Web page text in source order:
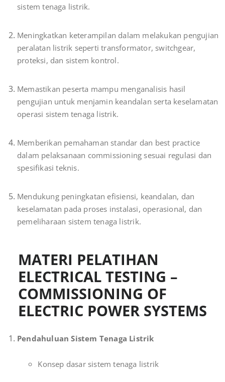
sistem tenaga listrik.
Meningkatkan keterampilan dalam melakukan pengujian
peralatan listrik seperti transformator, switchgear,
proteksi, dan sistem kontrol.
Memastikan peserta mampu menganalisis hasil
pengujian untuk menjamin keandalan serta keselamatan
operasi sistem tenaga listrik.
Memberikan pemahaman standar dan best practice
dalam pelaksanaan commissioning sesuai regulasi dan
spesifikasi teknis.
Mendukung peningkatan efisiensi, keandalan, dan
keselamatan pada proses instalasi, operasional, dan
pemeliharaan sistem tenaga listrik.
MATERI PELATIHAN
ELECTRICAL TESTING –
COMMISSIONING OF
ELECTRIC POWER SYSTEMS
Pendahuluan Sistem Tenaga Listrik
Konsep dasar sistem tenaga listrik